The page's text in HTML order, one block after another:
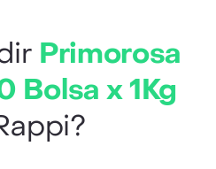
Primorosa
Bolsa x 1Kg